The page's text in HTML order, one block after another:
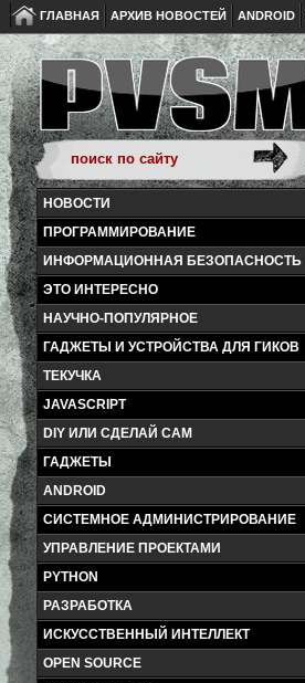
ГЛАВНАЯ АРХИВ НОВОСТЕЙ ANDROID
НОВОСТИ
ПРОГРАММИРОВАНИЕ
ИНФОРМАЦИОННАЯ БЕЗОПАСНОСТЬ
ЭТО ИНТЕРЕСНО
НАУЧНО-ПОПУЛЯРНОЕ
ГАДЖЕТЫ И УСТРОЙСТВА ДЛЯ ГИКОВ
ТЕКУЧКА
JAVASCRIPT
DIY ИЛИ СДЕЛАЙ САМ
ГАДЖЕТЫ
ANDROID
СИСТЕМНОЕ АДМИНИСТРИРОВАНИЕ
УПРАВЛЕНИЕ ПРОЕКТАМИ
PYTHON
РАЗРАБОТКА
ИСКУССТВЕННЫЙ ИНТЕЛЛЕКТ
OPEN SOURCE